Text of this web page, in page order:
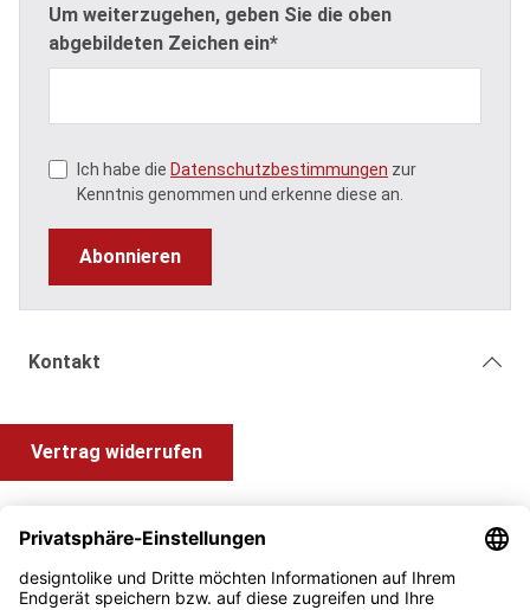
Um weiterzugehen, geben Sie die oben
abgebildeten Zeichen ein*
Ich habe die Datenschutzbestimmungen zur
Kenntnis genommen und erkenne diese an.
Abonnieren
Kontakt
Vertrag widerrufen
Information und Impressum